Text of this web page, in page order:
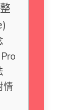
情